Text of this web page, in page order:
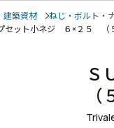
建築資材 ねじ・ボルト・
セット小ネジ ６×２５ （
Ｓ